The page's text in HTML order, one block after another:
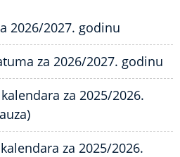
2026/2027. godinu
za 2026/2027. godinu
za 2025/2026.
za 2025/2026.